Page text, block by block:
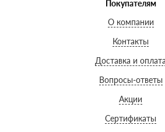
Покупателям
О компании
Контакты
Доставка и оплата
Вопросы-ответы
Акции
Сертификаты